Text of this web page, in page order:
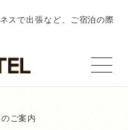
スで出張など、ご宿泊の際
ご案内